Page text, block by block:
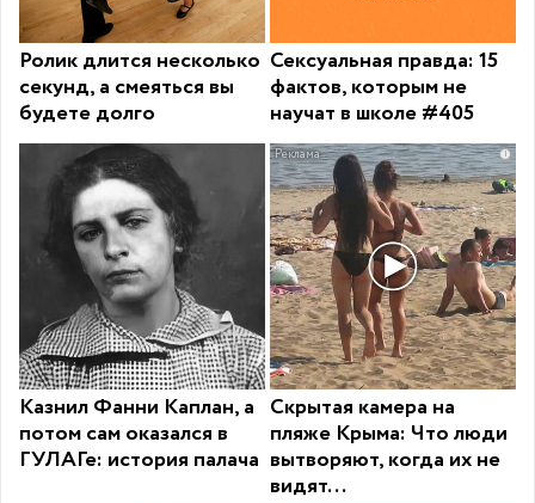
Ролик длится несколько
секунд, а смеяться вы
будете долго
Сексуальная правда: 15
фактов, которым не
научат в школе #405
Казнил Фанни Каплан, а
потом сам оказался в
ГУЛАГе: история палача
i
Скрытая камера на
пляже Крыма: Что люди
вытворяют, когда их не
видят...